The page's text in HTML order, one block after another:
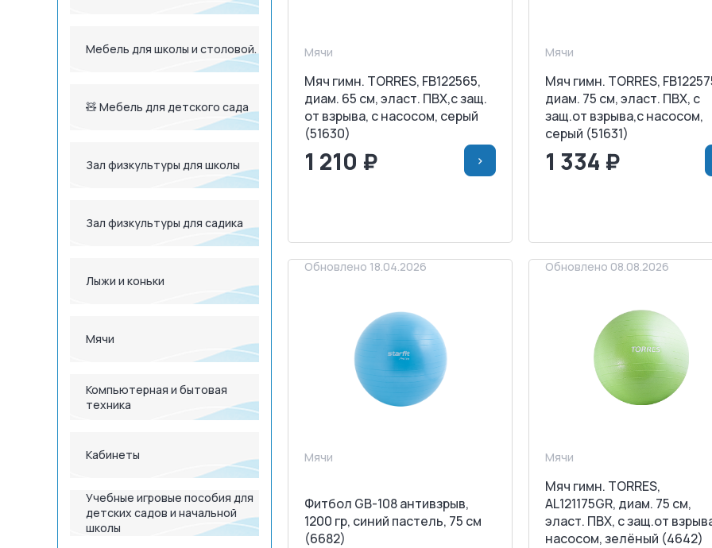
Мебель для школы и столовой.
🧸 Мебель для детского сада
Зал физкультуры для школы
Зал физкультуры для садика
Лыжи и коньки
Мячи
Компьютерная и бытовая
техника
Кабинеты
Учебные игровые пособия для
детских садов и начальной
школы
Мячи
Мяч гимн. TORRES, FB122565,
диам. 65 см, эласт. ПВХ,с защ.
от взрыва, с насосом, серый
(51630)
1 210 ₽ >
Мячи
Мяч гимн. TORRES,
диам. 75 см, эласт. ПВХ, с
защ.от взрыва,с насосом,
серый (51631)
1 334 ₽
Обновлено 18.04.2026
Мячи
Фитбол GB-108 антивзрыв,
1200 гр, синий пастель, 75 см
(6682)
Обновлено 08.08.2026
Мячи
Мяч гимн. TORRES,
AL121175GR, диам. 75 см,
эласт. ПВХ, с защ.от
насосом, зелёный (4642)